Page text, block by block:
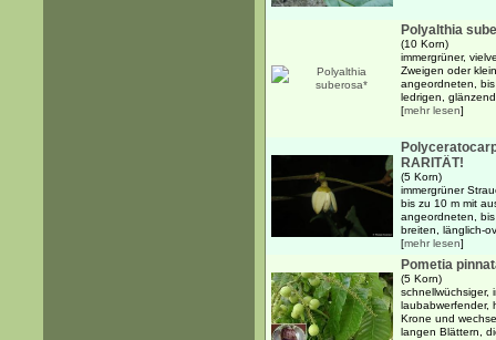
Polyalthia
(10 Korn)
immergrüner,
Zweigen oder
angeordneten,
ledrigen,
[mehr lesen]
RARITÄT!
(5 Korn)
immergrüner
bis zu 10 m mit
angeordneten,
breiten, länglich-
[mehr lesen]
Pometia
(5 Korn)
schnellwüchsiger,
laubabwerfender,
Krone und
langen Blättern,